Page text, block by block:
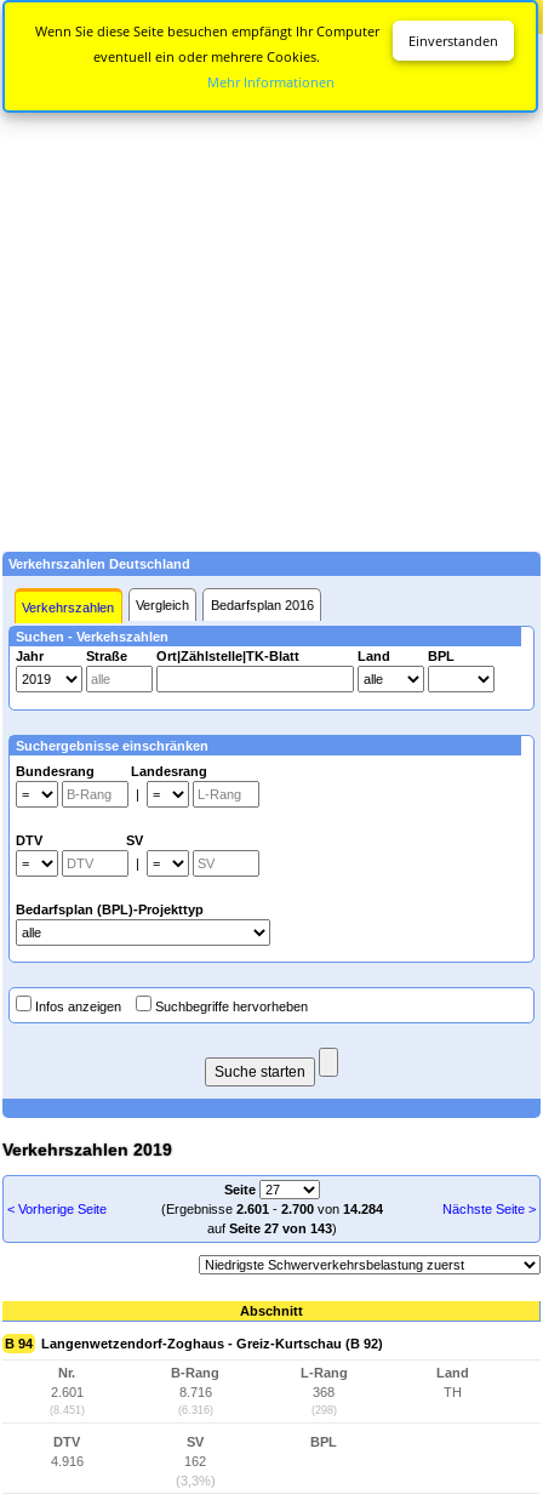
Verkehrszahlen Deutschland
Verkehrszahlen Vergleich Bedarfsplan 2016
Suchen - Verkehszahlen
Jahr
Straße Ort|Zählstelle|TK-Blatt Land BPL
Suchergebnisse einschränken
Bundesrang Landesrang
|
DTV SV
|
Bedarfsplan (BPL)-Projekttyp
Infos anzeigen Suchbegriffe hervorheben
Verkehrszahlen 2019
< Vorherige Seite
Seite
(Ergebnisse 2.601- 2.700von 14.284
auf Seite 27 von 143)
Nächste Seite >
Abschnitt
B 94 Langenwetzendorf-Zoghaus - Greiz-Kurtschau (B 92)
Nr.
2.601
(8.451)
B-Rang
8.716
(6.316)
L-Rang
368
(298)
Land
TH
DTV
4.916
SV
162
(3,3%)
BPL
Einverstanden
Wenn Sie diese Seite besuchen empfängt Ihr Computer
eventuell ein oder mehrere Cookies.
Mehr Informationen